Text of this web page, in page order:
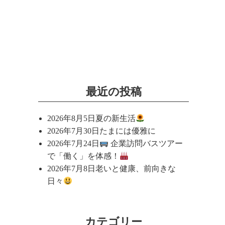
最近の投稿
2026年8月5日 夏の新生活
2026年7月30日 たまには優雅に
2026年7月24日
企業訪問バスツアー
で「働く」を体感！
2026年7月8日 老いと健康、前向きな
日々
カテゴリー